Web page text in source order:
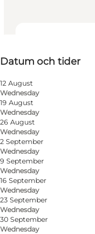
Datum och tider
12 August
Wednesday
19 August
Wednesday
26 August
Wednesday
2 September
Wednesday
9 September
Wednesday
16 September
Wednesday
23 September
Wednesday
30 September
Wednesday
Visit website
Get directions
Vesterbrogade 3
1630 København V